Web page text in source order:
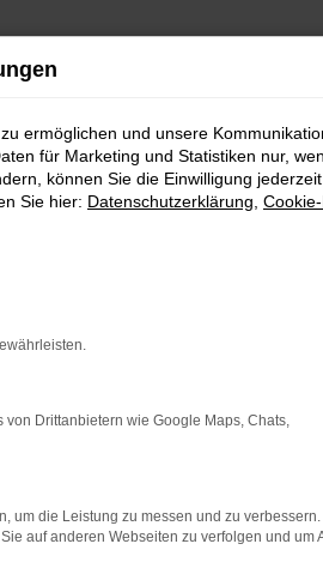
die Seite in einem anderen
Funktionen nicht mehr
ermöglichen und unsere
für Marketing und Statistiken nur,
können Sie die Einwilligung
Sie hier: Datenschutzerklärung
Drittanbietern wie Google Maps, Chats,
um die Leistung zu messen und zu
auf anderen Webseiten zu verfolgen und um